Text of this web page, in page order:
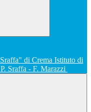
Istituto di
P. Sraffa - F. Marazzi